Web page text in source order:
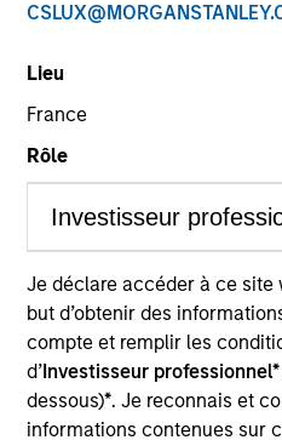
Lieu
France
Rôle
Je déclare accéder à ce site
but d’obtenir des
compte et remplir les
d’Investisseur
dessous)*. Je reconnais et
informations contenues sur
Ce document est une
Les utilisateurs sont invités à
conditions d’utilisation avant
celles-ci mentionnent des
applicables à la diffusion des